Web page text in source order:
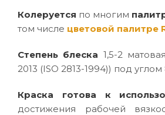
Колеруется по многим
том числе цветовой палитре
Степень блеска 1,5-2
2013 (ISO 2813-1994)) под углом
Краска готова к
достижения рабочей